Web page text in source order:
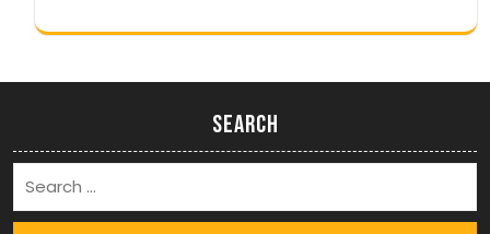
Search